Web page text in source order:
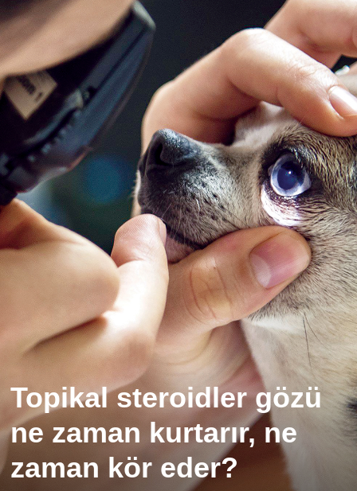
Topikal steroidler gözü
ne zaman kurtarır, ne
zaman kör eder?